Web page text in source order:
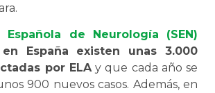
Española de Neurología (SEN)
España existen unas 3.000
por ELAy que cada año se
900 nuevos casos. Además, en